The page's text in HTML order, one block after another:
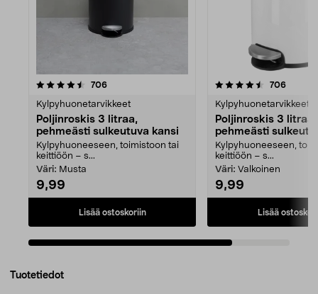
706arvostelut
Kylpyhuonetarvikkeet
Poljinroskis 3 litraa,
pehmeästi sulkeutuva kansi
Kylpyhuoneeseen, toimistoon tai
keittiöön – s...
Väri: Musta
9,99
Lisää ostoskoriin
4.5viidestä
706
Kylpyhuonetarvikkeet
Poljinroskis 3 litraa,
pehmeästi
Kylpyhuoneeseen,
keittiöön – s...
Väri: Valkoinen
9,99
Lisää
Tuotetiedot